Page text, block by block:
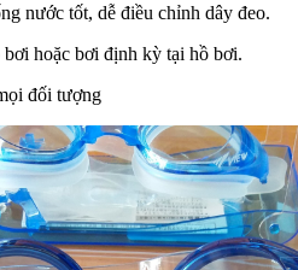
nước tốt, dễ điều chỉnh dây đeo.
hoặc bơi định kỳ tại hồ bơi.
đối tượng